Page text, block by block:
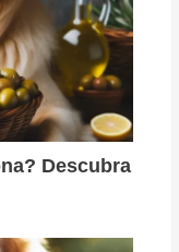
Descubra